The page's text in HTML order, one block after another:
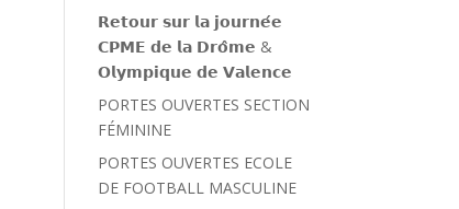
𝗥𝗲𝘁𝗼𝘂𝗿 𝘀𝘂𝗿 𝗹𝗮 𝗷𝗼𝘂𝗿𝗻𝗲́𝗲
𝗖𝗣𝗠𝗘 𝗱𝗲 𝗹𝗮 𝗗𝗿𝗼̂𝗺𝗲 &
𝗢𝗹𝘆𝗺𝗽𝗶𝗾𝘂𝗲 𝗱𝗲 𝗩𝗮𝗹𝗲𝗻𝗰𝗲
PORTES OUVERTES SECTION
FÉMININE
PORTES OUVERTES ECOLE
DE FOOTBALL MASCULINE